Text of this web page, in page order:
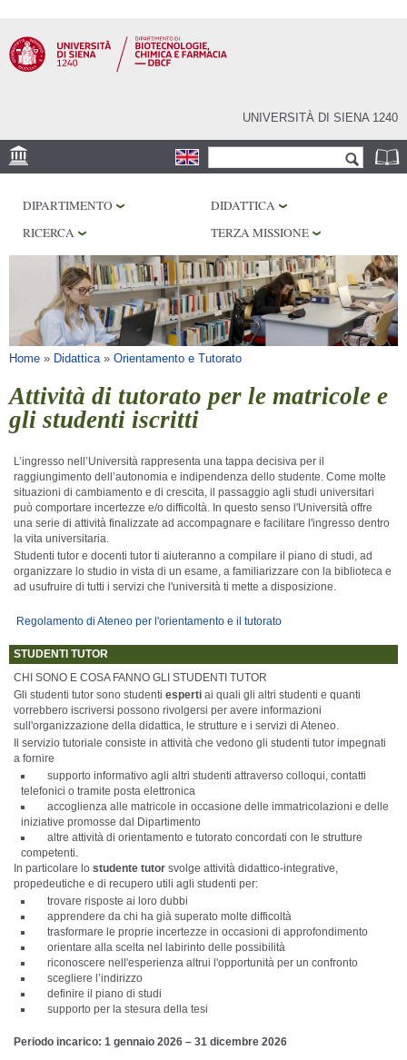
contenuto
principale
UNIVERSITÀ DI SIENA 1240
Form di ricerca
CENTRI DI RICERCA
LABORATORI
BIBLIOTECHE
SERVIZI
DIPARTIMENTO
DIDATTICA
RICERCA
TERZA MISSIONE
Tu sei qui
Home » Didattica» Orientamento e Tutorato
Attività di tutorato per le matricole e
gli studenti iscritti
L’ingresso nell’Università rappresenta una tappa decisiva per il
raggiungimento dell’autonomia e indipendenza dello studente. Come molte
situazioni di cambiamento e di crescita, il passaggio agli studi universitari
può comportare incertezze e/o difficoltà. In questo senso l'Università offre
una serie di attività finalizzate ad accompagnare e facilitare l'ingresso dentro
la vita universitaria.
Studenti tutor e docenti tutor ti aiuteranno a compilare il piano di studi, ad
organizzare lo studio in vista di un esame, a familiarizzare con la biblioteca e
ad usufruire di tutti i servizi che l'università ti mette a disposizione.
Regolamento di Ateneo per l'orientamento e il tutorato
STUDENTI TUTOR
CHI SONO E COSA FANNO GLI STUDENTI TUTOR
Gli studenti tutor sono studenti esperti ai quali gli altri studenti e quanti
vorrebbero iscriversi possono rivolgersi per avere informazioni
sull'organizzazione della didattica, le strutture e i servizi di Ateneo.
Il servizio tutoriale consiste in attività che vedono gli studenti tutor impegnati
a fornire
supporto informativo agli altri studenti attraverso colloqui, contatti
telefonici o tramite posta elettronica
accoglienza alle matricole in occasione delle immatricolazioni e delle
iniziative promosse dal Dipartimento
altre attività di orientamento e tutorato concordati con le strutture
competenti.
In particolare lo studente tutor svolge attività didattico-integrative,
propedeutiche e di recupero utili agli studenti per:
trovare risposte ai loro dubbi
apprendere da chi ha già superato molte difficoltà
trasformare le proprie incertezze in occasioni di approfondimento
orientare alla scelta nel labirinto delle possibilità
riconoscere nell'esperienza altrui l'opportunità per un confronto
scegliere l’indirizzo
definire il piano di studi
supporto per la stesura della tesi
Periodo incarico: 1 gennaio 2026 – 31 dicembre 2026